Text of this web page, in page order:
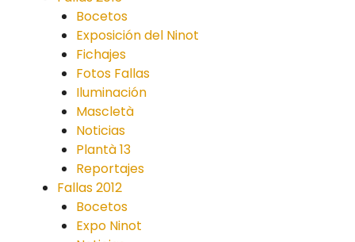
Bocetos
Exposición del Ninot
Fichajes
Fotos Fallas
Iluminación
Mascletà
Noticias
Plantà 13
Reportajes
Fallas 2012
Bocetos
Expo Ninot